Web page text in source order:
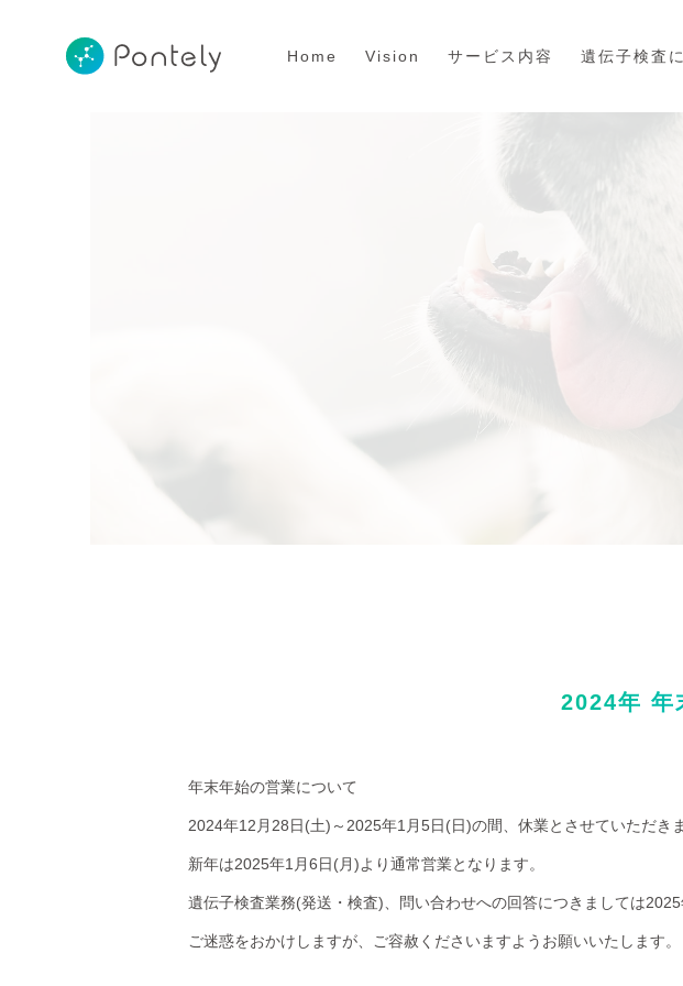
Home Vision サービス内容 遺伝子検査
2024年 年
年末年始の営業について
2024年12月28日(土)～2025年1月5日(日)の間、休業とさせていただきま
新年は2025年1月6日(月)より通常営業となります。
遺伝子検査業務(発送・検査)、問い合わせへの回答につきましては
ご迷惑をおかけしますが、ご容赦くださいますようお願いいたします。